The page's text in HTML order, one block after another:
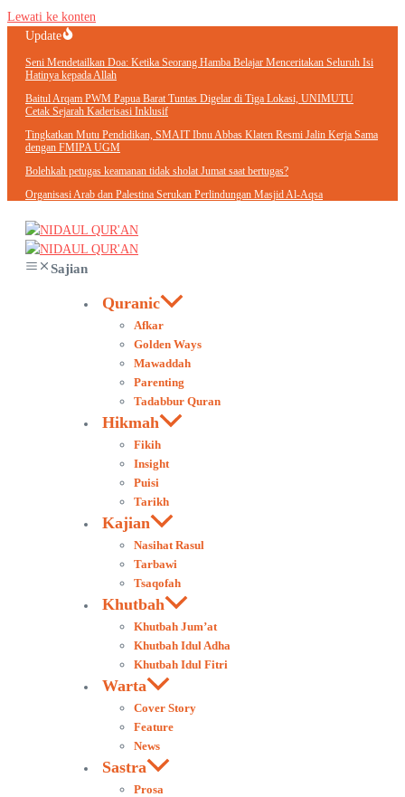
Lewati ke konten
Update
Seni Mendetailkan Doa: Ketika Seorang Hamba Belajar Menceritakan Seluruh Isi
Hatinya kepada Allah
Baitul Arqam PWM Papua Barat Tuntas Digelar di Tiga Lokasi, UNIMUTU
Cetak Sejarah Kaderisasi Inklusif
Tingkatkan Mutu Pendidikan, SMAIT Ibnu Abbas Klaten Resmi Jalin Kerja Sama
dengan FMIPA UGM
Bolehkah petugas keamanan tidak sholat Jumat saat bertugas?
Organisasi Arab dan Palestina Serukan Perlindungan Masjid Al-Aqsa
Sajian
Quranic
Afkar
Golden Ways
Mawaddah
Parenting
Tadabbur Quran
Hikmah
Fikih
Insight
Puisi
Tarikh
Kajian
Nasihat Rasul
Tarbawi
Tsaqofah
Khutbah
Khutbah Jum’at
Khutbah Idul Adha
Khutbah Idul Fitri
Warta
Cover Story
Feature
News
Sastra
Prosa